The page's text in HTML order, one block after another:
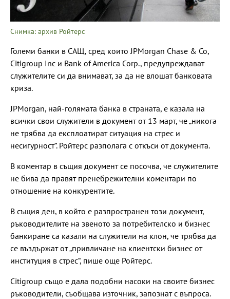
Снимка: архив Ройтерс
Големи банки в САЩ, сред които JPMorgan Chase & Co,
Citigroup Inc и Bank of America Corp., предупреждават
служителите си да внимават, за да не влошат банковата
криза.
JPMorgan, най-голямата банка в страната, е казала на
всички свои служители в документ от 13 март, че „никога
не трябва да експлоатират ситуация на стрес и
несигурност“. Ройтерс разполага с откъси от документа.
В коментар в същия документ се посочва, че служителите
не бива да правят пренебрежителни коментари по
отношение на конкурентите.
В същия ден, в който е разпространен този документ,
ръководителите на звеното за потребителско и бизнес
банкиране са казали на служители на клон, че трябва да
се въздържат от „привличане на клиентски бизнес от
институция в стрес“, пише още Ройтерс.
Citigroup също е дала подобни насоки на своите бизнес
ръководители, съобщава източник, запознат с въпроса.